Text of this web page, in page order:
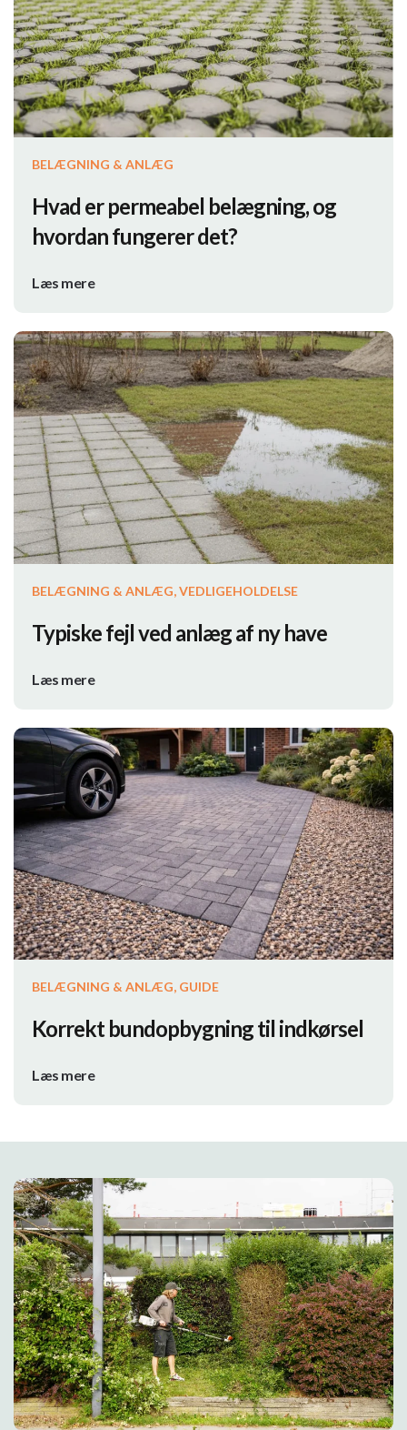
BELÆGNING & ANLÆG
Hvad er permeabel belægning, og
hvordan fungerer det?
Læs mere
BELÆGNING & ANLÆG, VEDLIGEHOLDELSE
Typiske fejl ved anlæg af ny have
Læs mere
BELÆGNING & ANLÆG, GUIDE
Korrekt bundopbygning til indkørsel
Læs mere